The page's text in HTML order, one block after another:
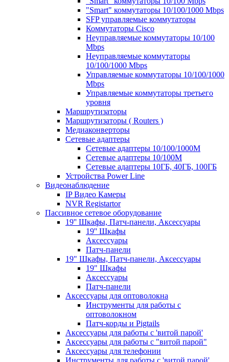
"Smart" коммутаторы 10/100/1000 Mbps
SFP управляемые коммутаторы
Коммутаторы Cisco
Неуправляемые коммутаторы 10/100
Mbps
Неуправляемые коммутаторы
10/100/1000 Mbps
Управляемые коммутаторы 10/100/1000
Mbps
Управляемые коммутаторы третьего
уровня
Маршрутизаторы
Маршрутизаторы ( Routers )
Медиаконверторы
Сетевые адаптеры
Сетевые адаптеры 10/100/1000М
Сетевые адаптеры 10/100M
Сетевые адаптеры 10ГБ, 40ГБ, 100ГБ
Устройства Power Line
Видеонаблюдение
IP Видео Камеры
NVR Registartor
Пассивное сетевое оборудование
19'' Шкафы, Патч-панели, Аксессуары
19'' Шкафы
Аксессуары
Патч-панели
19" Шкафы, Патч-панели, Аксессуары
19" Шкафы
Аксессуары
Патч-панели
Аксессуары для оптоволокна
Инструменты для работы с
оптоволокном
Патч-корды и Pigtails
Аксессуары для работы с 'витой парой'
Аксессуары для работы с "витой парой"
Аксессуары для телефонии
Инструменты для работы с 'витой парой'